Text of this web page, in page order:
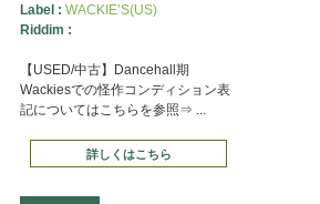
Label : WACKIE’S(US)
Riddim :
【USED/中古】Dancehall期
Wackiesでの怪作コンディション表
記についてはこちらを参照⇒ ...
詳しくはこちら